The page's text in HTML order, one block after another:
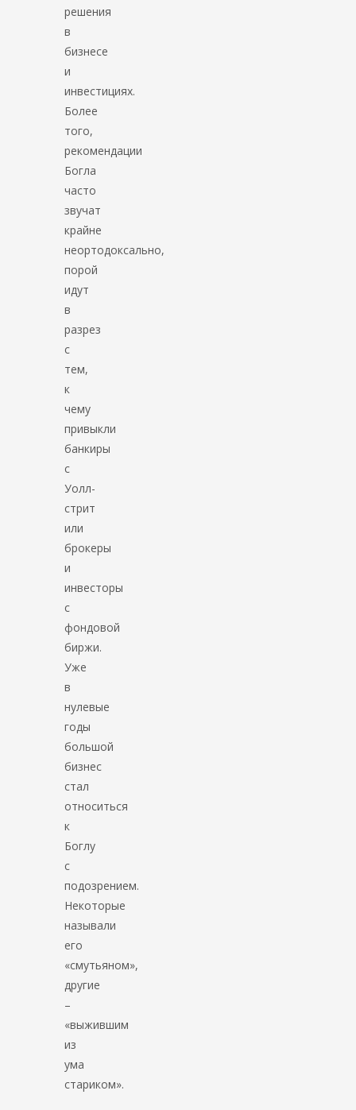
решения
в
бизнесе
и
инвестициях.
Более
того,
рекомендации
Богла
часто
звучат
крайне
неортодоксально,
порой
идут
в
разрез
с
тем,
к
чему
привыкли
банкиры
с
Уолл-
стрит
или
брокеры
и
инвесторы
с
фондовой
биржи.
Уже
в
нулевые
годы
большой
бизнес
стал
относиться
к
Боглу
с
подозрением.
Некоторые
называли
его
«смутьяном»,
другие
–
«выжившим
из
ума
стариком».